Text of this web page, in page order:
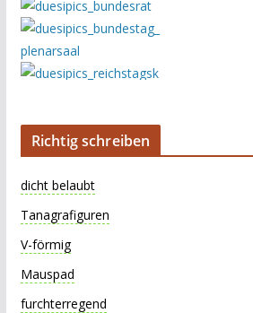
Richtig schreiben
dicht belaubt
Tanagrafiguren
V-förmig
Mauspad
furchterregend